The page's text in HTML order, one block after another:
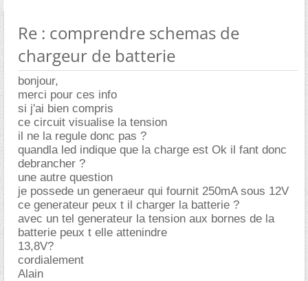
Re : comprendre schemas de
chargeur de batterie
bonjour,
merci pour ces info
si j'ai bien compris
ce circuit visualise la tension
il ne la regule donc pas ?
quandla led indique que la charge est Ok il fant donc
debrancher ?
une autre question
je possede un generaeur qui fournit 250mA sous 12V
ce generateur peux t il charger la batterie ?
avec un tel generateur la tension aux bornes de la
batterie peux t elle attenindre
13,8V?
cordialement
Alain